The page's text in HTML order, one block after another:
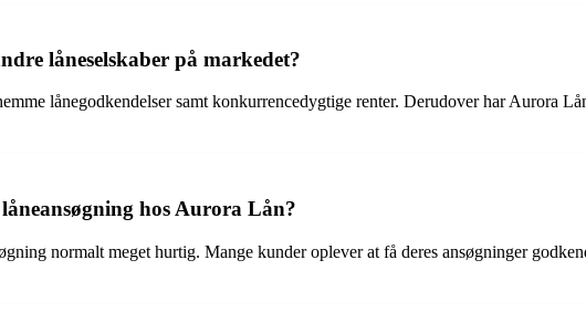
låneselskaber på markedet?
lånegodkendelser samt konkurrencedygtige renter. Derudover har Aurora
hos Aurora Lån?
normalt meget hurtig. Mange kunder oplever at få deres ansøgninger